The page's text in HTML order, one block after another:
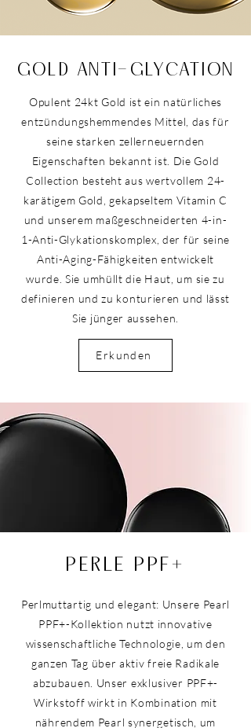
GOLD ANTI-GLYCATION
Opulent 24kt Gold ist ein natürliches
entzündungshemmendes Mittel, das für
seine starken zellerneuernden
Eigenschaften bekannt ist. Die Gold
Collection besteht aus wertvollem 24-
karätigem Gold, gekapseltem Vitamin C
und unserem maßgeschneiderten 4-in-
1-Anti-Glykationskomplex, der für seine
Anti-Aging-Fähigkeiten entwickelt
wurde. Sie umhüllt die Haut, um sie zu
definieren und zu konturieren und lässt
Sie jünger aussehen.
Erkunden
PERLE PPF+
Perlmuttartig und elegant: Unsere Pearl
PPF+-Kollektion nutzt innovative
wissenschaftliche Technologie, um den
ganzen Tag über aktiv freie Radikale
abzubauen. Unser exklusiver PPF+-
Wirkstoff wirkt in Kombination mit
nährendem Pearl synergetisch, um